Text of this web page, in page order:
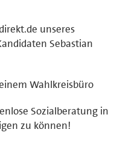
unseres
Sebastian
Wahlkreisbüro
Sozialberatung in
zu können!